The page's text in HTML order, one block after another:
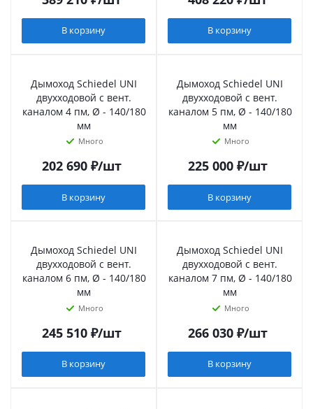
В корзину В корзину
Дымоход Schiedel UNI
двухходовой с вент.
каналом 4 пм, Ø - 140/180
мм
Много
202 690₽/шт
В корзину
Дымоход Schiedel UNI
двухходовой с вент.
каналом 5 пм, Ø - 140/180
мм
Много
225 000₽/шт
В корзину
Дымоход Schiedel UNI
двухходовой с вент.
каналом 6 пм, Ø - 140/180
мм
Много
245 510₽/шт
В корзину
Дымоход Schiedel UNI
двухходовой с вент.
каналом 7 пм, Ø - 140/180
мм
Много
266 030₽/шт
В корзину